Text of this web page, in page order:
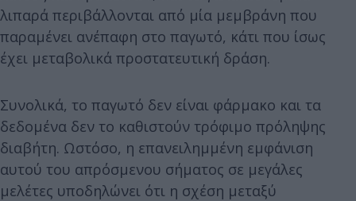
λιπαρά περιβάλλονται από μία μεμβράνη που
παραμένει ανέπαφη στο παγωτό, κάτι που ίσως
έχει μεταβολικά προστατευτική δράση.
Συνολικά, το παγωτό δεν είναι φάρμακο και τα
δεδομένα δεν το καθιστούν τρόφιμο πρόληψης
διαβήτη. Ωστόσο, η επανειλημμένη εμφάνιση
αυτού του απρόσμενου σήματος σε μεγάλες
μελέτες υποδηλώνει ότι η σχέση μεταξύ